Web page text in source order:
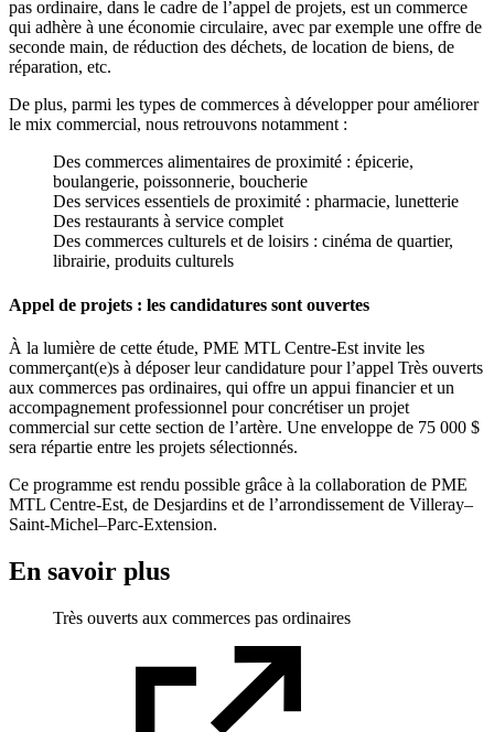
pas ordinaire, dans le cadre de l’appel de projets, est un commerce
qui adhère à une économie circulaire, avec par exemple une offre de
seconde main, de réduction des déchets, de location de biens, de
réparation, etc.
De plus, parmi les types de commerces à développer pour améliorer
le mix commercial, nous retrouvons notamment :
Des commerces alimentaires de proximité : épicerie,
boulangerie, poissonnerie, boucherie
Des services essentiels de proximité : pharmacie, lunetterie
Des restaurants à service complet
Des commerces culturels et de loisirs : cinéma de quartier,
librairie, produits culturels
Appel de projets : les candidatures sont ouvertes
À la lumière de cette étude, PME MTL Centre-Est invite les
commerçant(e)s à déposer leur candidature pour l’appel Très ouverts
aux commerces pas ordinaires, qui offre un appui financier et un
accompagnement professionnel pour concrétiser un projet
commercial sur cette section de l’artère. Une enveloppe de 75 000 $
sera répartie entre les projets sélectionnés.
Ce programme est rendu possible grâce à la collaboration de PME
MTL Centre-Est, de Desjardins et de l’arrondissement de Villeray–
Saint-Michel–Parc-Extension.
En savoir plus
Très ouverts aux commerces pas ordinaires